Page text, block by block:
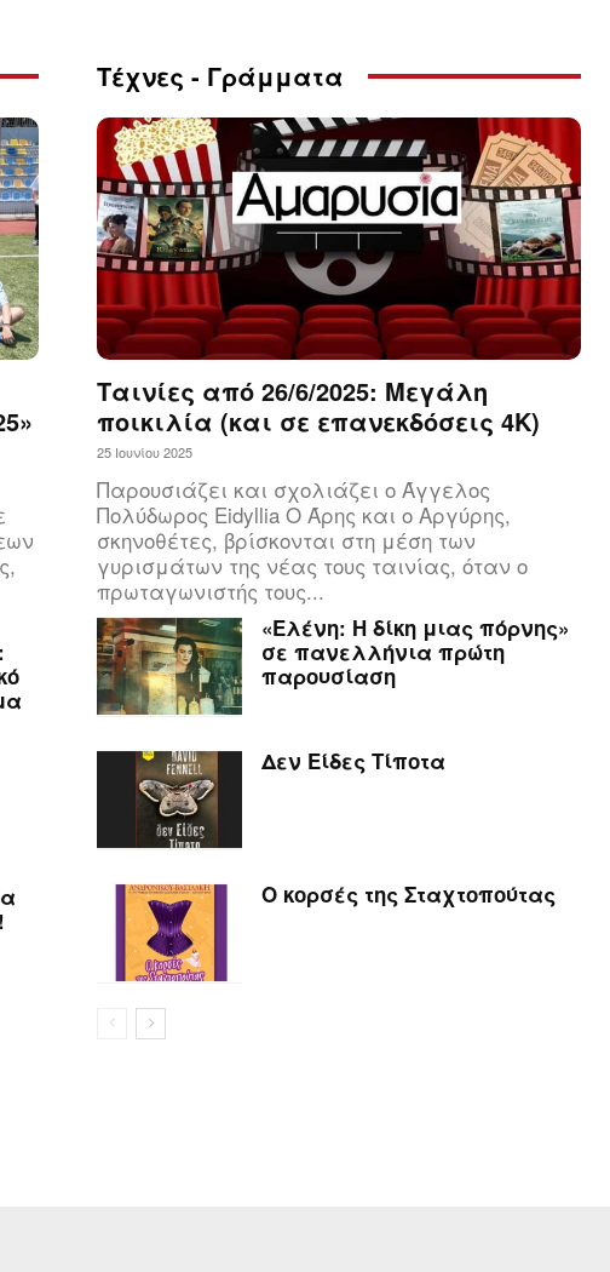
Τέχνες - Γράμματα
Ταινίες από 26/6/2025: Μεγάλη
ποικιλία (και σε επανεκδόσεις 4Κ)
25 Ιουνίου 2025
Παρουσιάζει και σχολιάζει ο Άγγελος
Πολύδωρος Eidyllia Ο Άρης και ο Αργύρης,
σκηνοθέτες, βρίσκονται στη μέση των
γυρισμάτων της νέας τους ταινίας, όταν ο
πρωταγωνιστής τους...
«Ελένη: Η δίκη μιας πόρνης»
σε πανελλήνια πρώτη
παρουσίαση
Δεν Είδες Τίποτα
Ο κορσές της Σταχτοπούτας